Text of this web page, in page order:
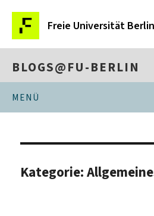
Freie Universität Berlin
BLOGS@FU-BERLIN
MENÜ
Kategorie: